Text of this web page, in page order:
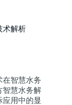
术解析
在智慧水务
智慧水务解
用中的显